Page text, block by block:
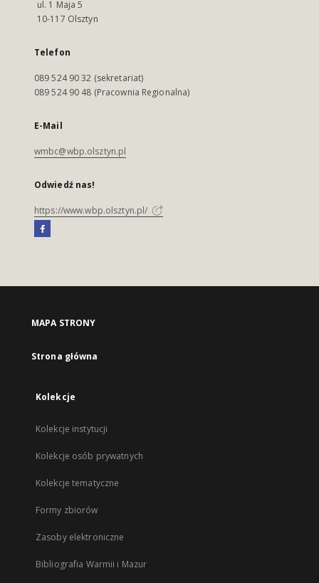
ul. 1 Maja 5
10-117 Olsztyn
Telefon
089 524 90 32 (sekretariat)
089 524 90 48 (Pracownia Regionalna)
E-Mail
wmbc@wbp.olsztyn.pl
Odwiedź nas!
https://www.wbp.olsztyn.pl/
MAPA STRONY
Strona główna
Kolekcje
Kolekcje instytucji
Kolekcje osób prywatnych
Kolekcje tematyczne
Formy zbiorów
Zasoby elektroniczne
Bibliografia Warmii i Mazur